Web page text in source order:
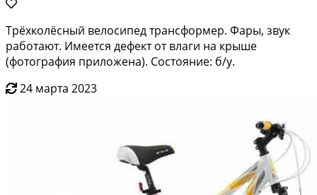
Трёхколёсный велосипед трансформер. Фары, звук
работают. Имеется дефект от влаги на крыше
(фотография приложена). Состояние: б/у.
24 марта 2023